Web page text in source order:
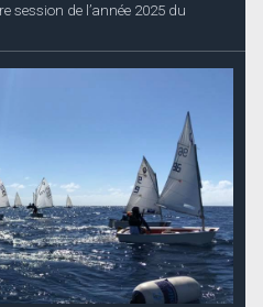
session de l’année 2025 du